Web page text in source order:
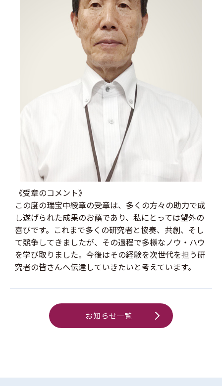
《受章のコメント》
この度の瑞宝中綬章の受章は、多くの方々の助力で成
し遂げられた成果のお蔭であり、私にとっては望外の
喜びです。これまで多くの研究者と協奏、共創、そし
て競争してきましたが、その過程で多様なノウ・ハウ
を学び取りました。今後はその経験を次世代を担う研
究者の皆さんへ伝達していきたいと考えています。
お知らせ一覧